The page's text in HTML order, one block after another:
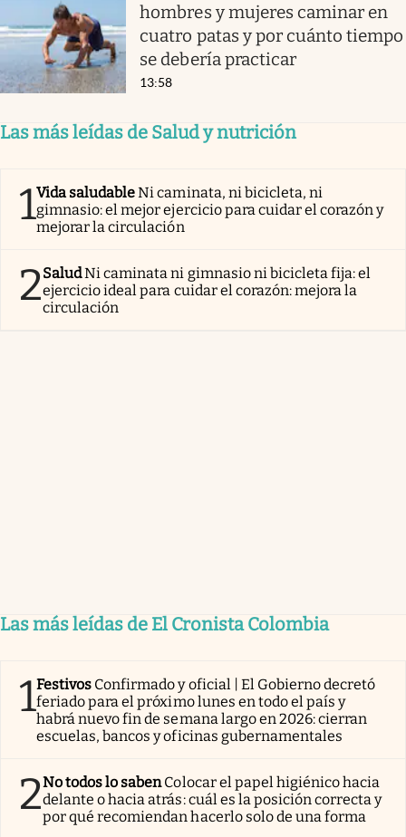
hombres y mujeres caminar en
cuatro patas y por cuánto tiempo
se debería practicar
13:58
Las más leídas de Salud y nutrición
1Vida saludableNi caminata, ni bicicleta, ni
gimnasio: el mejor ejercicio para cuidar el corazón y
mejorar la circulación
2SaludNi caminata ni gimnasio ni bicicleta fija: el
ejercicio ideal para cuidar el corazón: mejora la
circulación
Las más leídas de El Cronista Colombia
1Festivos Confirmado y oficial | El Gobierno decretó
feriado para el próximo lunes en todo el país y
habrá nuevo fin de semana largo en 2026: cierran
escuelas, bancos y oficinas gubernamentales
2No todos lo sabenColocar el papel higiénico hacia
delante o hacia atrás: cuál es la posición correcta y
por qué recomiendan hacerlo solo de una forma